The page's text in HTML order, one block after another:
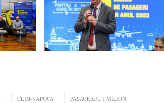
CLUJ-NAPOCA PASAGERUL 1 MILION